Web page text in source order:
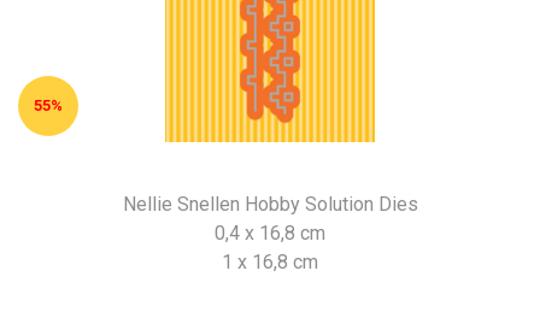
55%
Nellie Snellen Hobby Solution Dies
0,4 x 16,8 cm
1 x 16,8 cm